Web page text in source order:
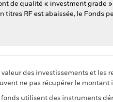
de qualité « investment grade
RF est abaissée, le Fonds
valeur des investissements et les
ne pas récupérer le
fonds utilisent des instruments